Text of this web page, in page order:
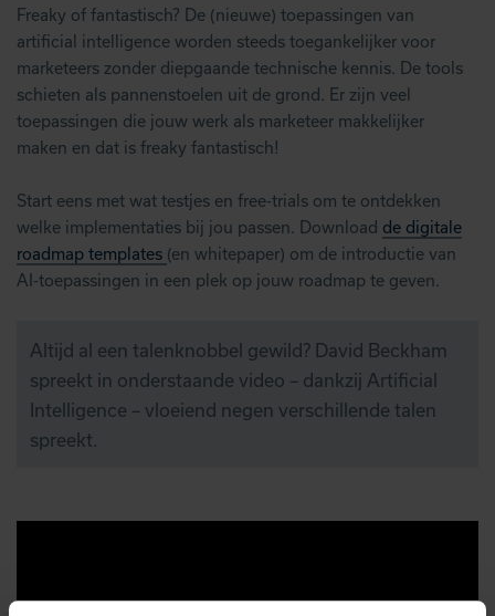
Freaky of fantastisch? De (nieuwe) toepassingen van
artificial intelligence worden steeds toegankelijker voor
marketeers zonder diepgaande technische kennis. De tools
schieten als pannenstoelen uit de grond. Er zijn veel
toepassingen die jouw werk als marketeer makkelijker
maken en dat is freaky fantastisch!
Start eens met wat testjes en free-trials om te ontdekken
welke implementaties bij jou passen. Download de digitale
roadmap templates (en whitepaper) om de introductie van
AI-toepassingen in een plek op jouw roadmap te geven.
Altijd al een talenknobbel gewild? David Beckham
spreekt in onderstaande video – dankzij Artificial
Intelligence – vloeiend negen verschillende talen
spreekt.